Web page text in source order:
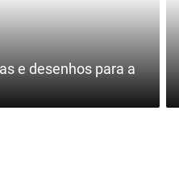
e desenhos para a